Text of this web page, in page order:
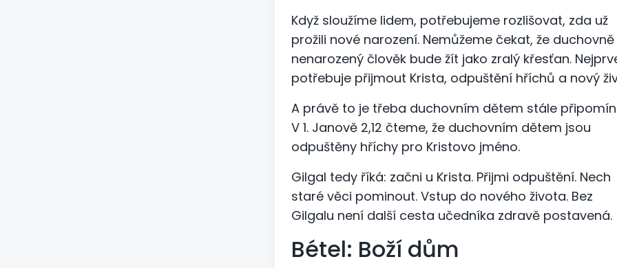
Když sloužíme lidem, potřebujeme rozlišovat, zda už
prožili nové narození. Nemůžeme čekat, že duchovně
nenarozený člověk bude žít jako zralý křesťan.
potřebuje přijmout Krista, odpuštění hříchů a nový
A právě to je třeba duchovním dětem stále
V 1. Janově 2,12 čteme, že duchovním dětem jsou
odpuštěny hříchy pro Kristovo jméno.
Gilgal tedy říká: začni u Krista. Přijmi odpuštění. Nech
staré věci pominout. Vstup do nového života. Bez
Gilgalu není další cesta učedníka zdravě postavená.
Bétel: Boží dům